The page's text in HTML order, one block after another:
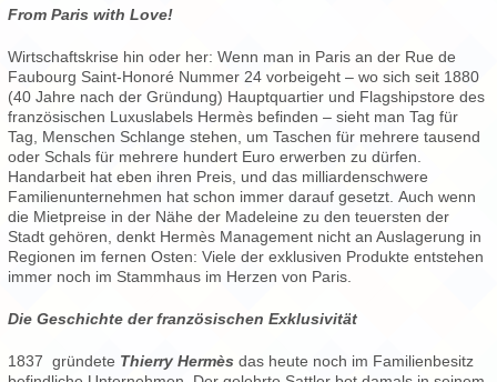
From Paris with Love!
Wirtschaftskrise hin oder her: Wenn man in Paris an der Rue de
Faubourg Saint-Honoré Nummer 24 vorbeigeht – wo sich seit 1880
(40 Jahre nach der Gründung) Hauptquartier und Flagshipstore des
französischen Luxuslabels Hermès befinden – sieht man Tag für
Tag, Menschen Schlange stehen, um Taschen für mehrere tausend
oder Schals für mehrere hundert Euro erwerben zu dürfen.
Handarbeit hat eben ihren Preis, und das milliardenschwere
Familienunternehmen hat schon immer darauf gesetzt. Auch wenn
die Mietpreise in der Nähe der Madeleine zu den teuersten der
Stadt gehören, denkt Hermès Management nicht an Auslagerung in
Regionen im fernen Osten: Viele der exklusiven Produkte entstehen
immer noch im Stammhaus im Herzen von Paris.
Die Geschichte der französischen Exklusivität
1837 gründete Thierry Hermès das heute noch im Familienbesitz